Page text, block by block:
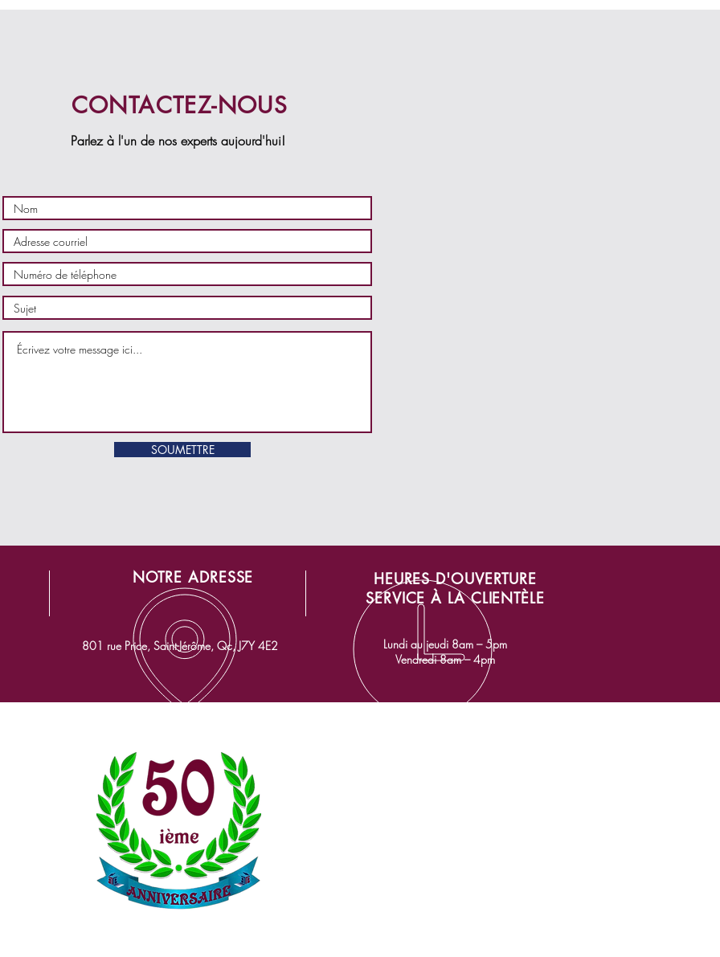
CONTACTEZ-NOUS
Parlez à l'un de nos experts aujourd'hui!
SOUMETTRE
NOTRE ADRESSE
HEURES D'OUVERTURE
SERVICE À LA CLIENTÈLE
801 rue Price, Saint-Jérôme, Qc, J7Y 4E2
Lundi au jeudi 8am – 5pm
Vendredi 8am – 4pm